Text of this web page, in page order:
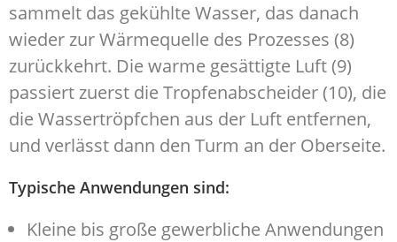
sammelt das gekühlte Wasser, das danach
wieder zur Wärmequelle des Prozesses (8)
zurückkehrt. Die warme gesättigte Luft (9)
passiert zuerst die Tropfenabscheider (10), die
die Wassertröpfchen aus der Luft entfernen,
und verlässt dann den Turm an der Oberseite.
Typische Anwendungen sind:
Kleine bis große gewerbliche Anwendungen